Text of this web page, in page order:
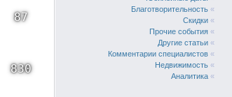
87
830
Благотворительность «
Скидки «
Прочие события «
Другие статьи «
Комментарии специалистов «
Недвижимость «
Аналитика «